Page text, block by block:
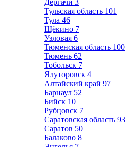
Дергачи 3
Тульская область 101
Тула 46
Щёкино 7
Узловая 6
Тюменская область 100
Тюмень 62
Тобольск 7
Ялуторовск 4
Алтайский край 97
Барнаул 52
Бийск 10
Рубцовск 7
Саратовская область 93
Саратов 50
Балаково 8